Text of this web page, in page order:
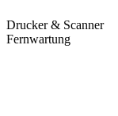
Drucker & Scanner
Fernwartung